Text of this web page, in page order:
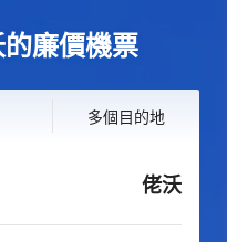
廉價機票
多個目的地
佬沃